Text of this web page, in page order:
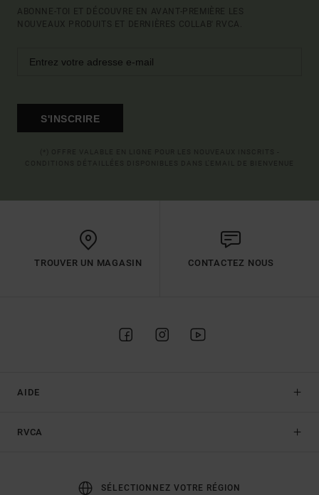
ABONNE-TOI ET DÉCOUVRE EN AVANT-PREMIÈRE LES
NOUVEAUX PRODUITS ET DERNIÈRES COLLAB' RVCA.
S'INSCRIRE
TROUVER UN MAGASIN CONTACTEZ NOUS
AIDE
RVCA
SÉLECTIONNEZ VOTRE RÉGION